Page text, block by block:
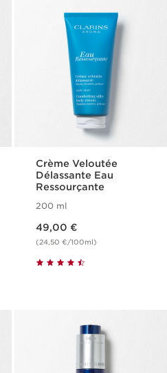
Crème Veloutée
Délassante Eau
Ressourçante
200 ml
49,00 €
(24,50 €/100ml)